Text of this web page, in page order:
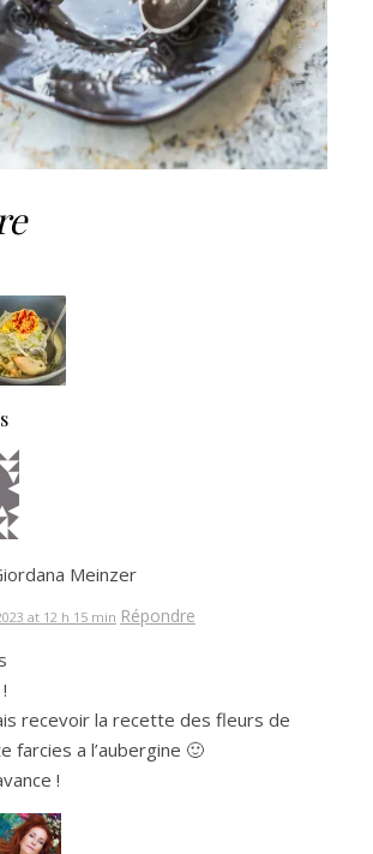
Meinzer
at 12 h 15 min Répondre
recevoir la recette des fleurs de
farcies a l’aubergine 🙂
!